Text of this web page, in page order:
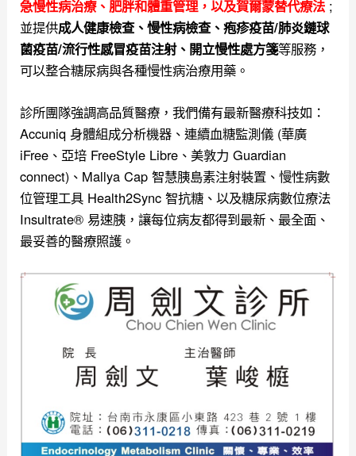
急慢性病治療、肥胖和體重管理，以及賀爾蒙替代療法 ;
並提供成人健康檢查、慢性病檢查、疱疹疫苗/肺炎鏈球
菌疫苗/流行性感冒疫苗注射、開立慢性處方箋等服務，
可以整合糖尿病與各種慢性病治療用藥。
診所團隊強調高品質醫療，我們備有最新醫療科技如：
Accuniq 身體組成分析機器、連續血糖監測儀 (華廣
iFree、亞培 FreeStyle Libre、美敦力 Guardian
connect)、Mallya Cap 智慧胰島素注射裝置、慢性病數
位管理工具 Health2Sync 智抗糖、以及糖尿病數位療法
Insultrate® 易速胰，讓每位病友都得到最新、最全面、
最妥善的醫療照護。